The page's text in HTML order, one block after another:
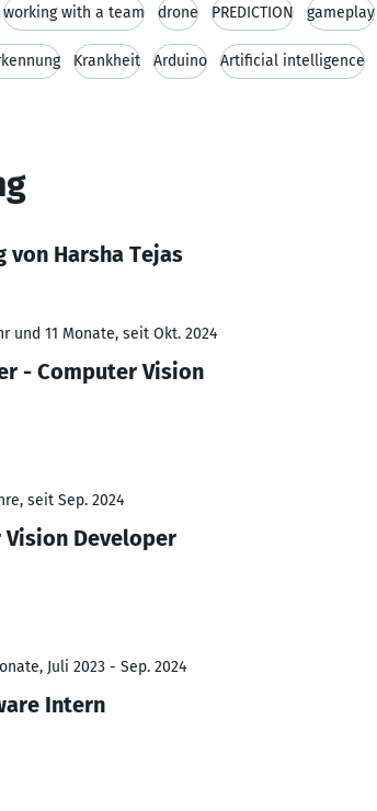
working with a team drone PREDICTION gameplay
Krankheit Arduino Artificial intelligence
von Harsha Tejas
und 11 Monate, seit Okt. 2024
- Computer Vision
seit Sep. 2024
Developer
Juli 2023 - Sep. 2024
Intern